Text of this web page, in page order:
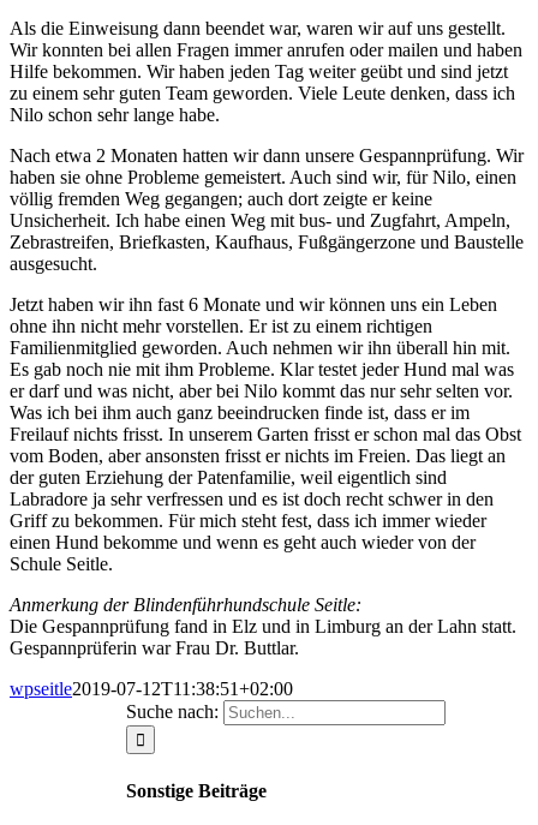
Als die Einweisung dann beendet war, waren wir auf uns gestellt.
Wir konnten bei allen Fragen immer anrufen oder mailen und haben
Hilfe bekommen. Wir haben jeden Tag weiter geübt und sind jetzt
zu einem sehr guten Team geworden. Viele Leute denken, dass ich
Nilo schon sehr lange habe.
Nach etwa 2 Monaten hatten wir dann unsere Gespannprüfung. Wir
haben sie ohne Probleme gemeistert. Auch sind wir, für Nilo, einen
völlig fremden Weg gegangen; auch dort zeigte er keine
Unsicherheit. Ich habe einen Weg mit bus- und Zugfahrt, Ampeln,
Zebrastreifen, Briefkasten, Kaufhaus, Fußgängerzone und Baustelle
ausgesucht.
Jetzt haben wir ihn fast 6 Monate und wir können uns ein Leben
ohne ihn nicht mehr vorstellen. Er ist zu einem richtigen
Familienmitglied geworden. Auch nehmen wir ihn überall hin mit.
Es gab noch nie mit ihm Probleme. Klar testet jeder Hund mal was
er darf und was nicht, aber bei Nilo kommt das nur sehr selten vor.
Was ich bei ihm auch ganz beeindrucken finde ist, dass er im
Freilauf nichts frisst. In unserem Garten frisst er schon mal das Obst
vom Boden, aber ansonsten frisst er nichts im Freien. Das liegt an
der guten Erziehung der Patenfamilie, weil eigentlich sind
Labradore ja sehr verfressen und es ist doch recht schwer in den
Griff zu bekommen. Für mich steht fest, dass ich immer wieder
einen Hund bekomme und wenn es geht auch wieder von der
Schule Seitle.
Anmerkung der Blindenführhundschule Seitle:
Die Gespannprüfung fand in Elz und in Limburg an der Lahn statt.
Gespannprüferin war Frau Dr. Buttlar.
wpseitle2019-07-12T11:38:51+02:00
Suche nach:
Sonstige Beiträge